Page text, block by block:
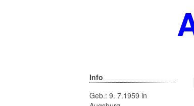
Info
Geb.: 9. 7.1959 in